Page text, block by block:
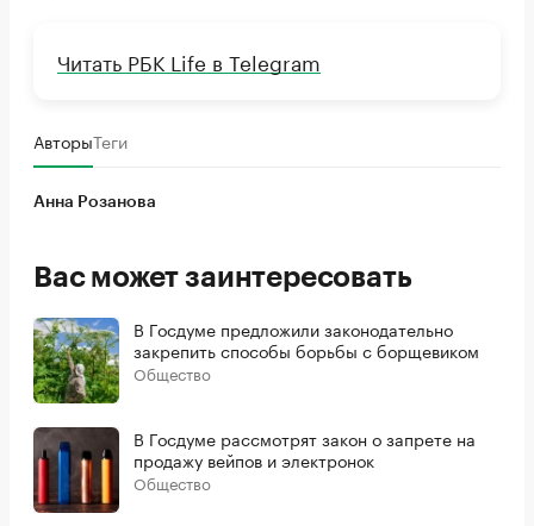
Читать РБК Life в Telegram
АвторыТеги
Анна Розанова
Вас может заинтересовать
В Госдуме предложили законодательно
закрепить способы борьбы с борщевиком
Общество
В Госдуме рассмотрят закон о запрете на
продажу вейпов и электронок
Общество